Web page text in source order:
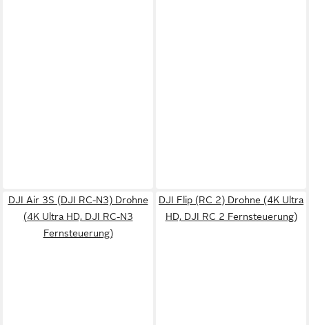
DJI Air 3S (DJI RC-N3) Drohne
(4K Ultra HD, DJI RC-N3
Fernsteuerung)
DJI Flip (RC 2) Drohne (4K Ultra
HD, DJI RC 2 Fernsteuerung)